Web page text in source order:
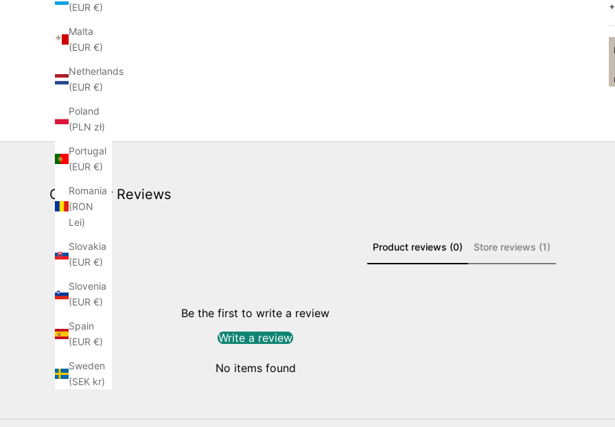
(EUR €)
Malta
(EUR €)
Netherlands
(EUR €)
Poland
(PLN zł)
Portugal
(EUR €)
Romania
(RON
Lei)
Slovakia
(EUR €)
Slovenia
(EUR €)
Spain
(EUR €)
Sweden
(SEK kr)
Customer Reviews
Product reviews (0) Store reviews (1)
Be the first to write a review
Write a review
No items found